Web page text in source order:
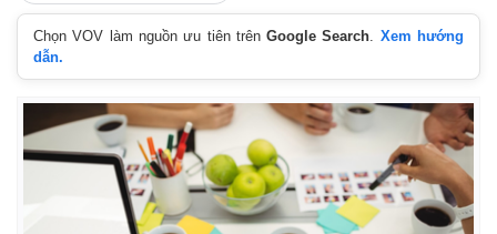
Kinh tế
Bất động sản
Thị trường
Giá vàng
Tiêu dùng
Tỷ giá
Chọn VOV làm nguồn ưu tiên trênGoogle Search. Xem hướng
dẫn.